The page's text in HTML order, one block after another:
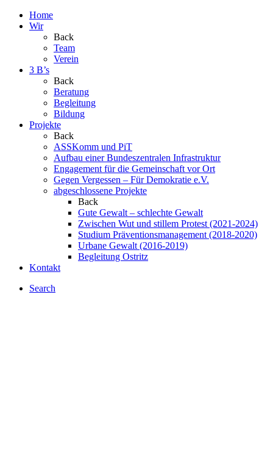
Home
Wir
Back
Team
Verein
3 B’s
Back
Beratung
Begleitung
Bildung
Projekte
Back
ASSKomm und PiT
Aufbau einer Bundeszentralen Infrastruktur
Engagement für die Gemeinschaft vor Ort
Gegen Vergessen – Für Demokratie e.V.
abgeschlossene Projekte
Back
Gute Gewalt – schlechte Gewalt
Zwischen Wut und stillem Protest (2021-2024)
Studium Präventionsmanagement (2018-2020)
Urbane Gewalt (2016-2019)
Begleitung Ostritz
Kontakt
Search